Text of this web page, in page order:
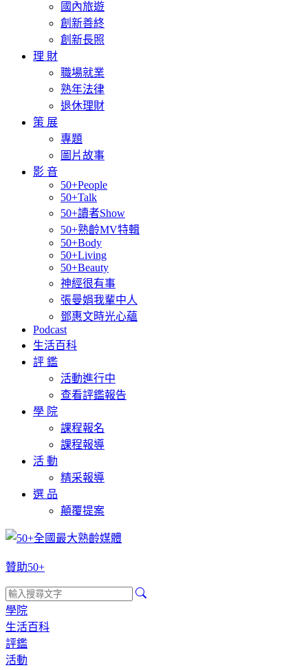
國內旅遊
創新善終
創新長照
理 財
職場就業
熟年法律
退休理財
策 展
專題
圖片故事
影 音
50+People
50+Talk
50+讀者Show
50+熟齡MV特輯
50+Body
50+Living
50+Beauty
神經很有事
張曼娟我輩中人
鄧惠文時光心蘊
Podcast
生活百科
評 鑑
活動進行中
查看評鑑報告
學 院
課程報名
課程報導
活 動
精采報導
選 品
顛覆提案
贊助50+
學院
生活百科
評鑑
活動